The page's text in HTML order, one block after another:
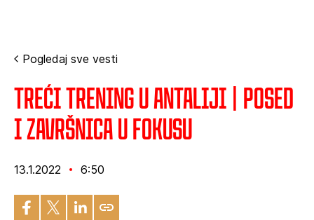
Pogledaj sve vesti
Treći trening u Antaliji | Posed
i završnica u fokusu
13.1.2022 6:50